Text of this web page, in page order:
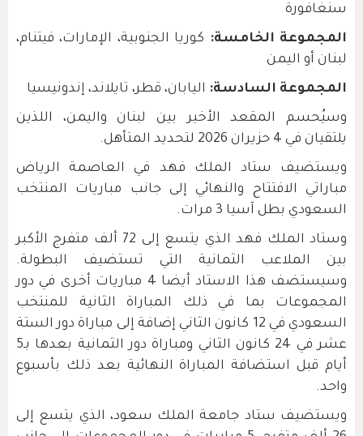
سنغافورة
المجموعة الخامسة: كوريا الجنوبية، الإمارات، فيتنام،
لبنان أو اليمن
المجموعة السادسة: اليابان، قطر، تايلاند، إندونيسيا
وسيُحسم المقعد الأخير بين لبنان واليمن، اللذين
يلتقيان في 4 حزيران 2026 لتحديد المتأهل.
ويستضيف ستاد الملك فهد في العاصمة الرياض
مباراتي الافتتاح والنهائي إلى جانب مباريات المنتخب
السعودي بطل آسيا 3 مرات.
وستاد الملك فهد الذي يتسع إلى 72 ألف متفرج الأكبر
بين الملاعب الثمانية التي تستضيف البطولة.
وسيستضف هذا الاستاد أيضا 4 مباريات أخرى في دور
المجموعات بما في ذلك المباراة الثانية للمنتخب
السعودي في 12 كانون الثاني إضافة إلى مباراة دور الستة
عشر في 24 كانون الثاني ومباراة دور الثمانية بعدها بـ5
أيام قبل استضافة المباراة النهائية بعد ذلك بأسبوع
واحد.
ويستضيف ستاد جامعة الملك سعود، الذي يتسع إلى